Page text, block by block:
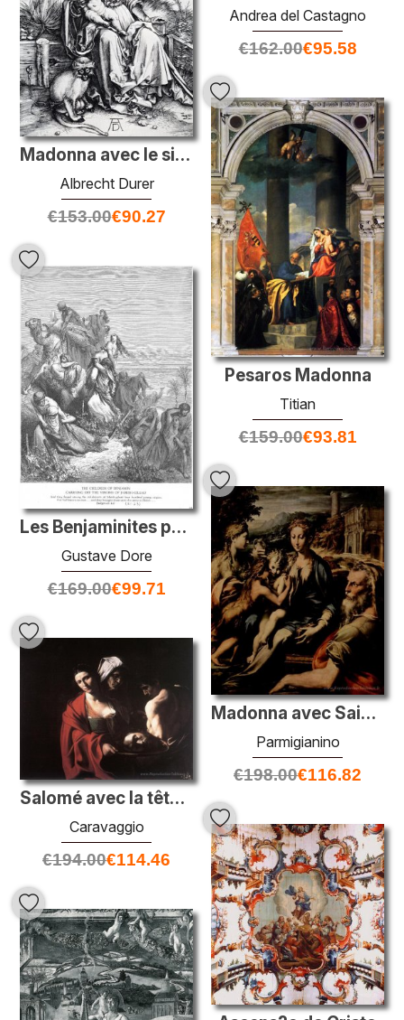
Andrea del Castagno
€162.00€95.58
Madonna avec le singe
Albrecht Durer
€153.00€90.27
Pesaros Madonna
Titian
€159.00€93.81
Les Benjaminites prennent les vierges de Jabesh Gilead
Gustave Dore
€169.00€99.71
Madonna avec Saint Zacharias
Parmigianino
€198.00€116.82
Salomé avec la tête de John le baptiste
Caravaggio
€194.00€114.46